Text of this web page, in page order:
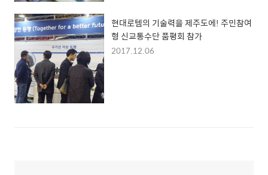
현대로템의 기술력을 제주도에! 주민참여
형 신교통수단 품평회 참가
2017.12.06